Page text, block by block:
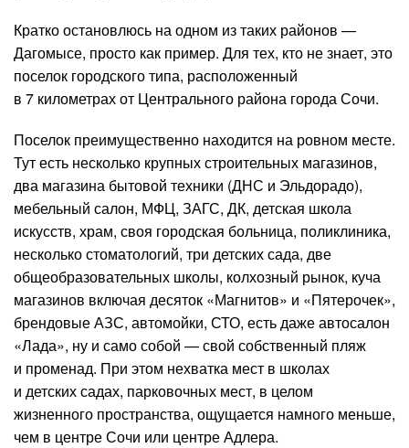
Кратко остановлюсь на одном из таких районов —
Дагомысе, просто как пример. Для тех, кто не знает, это
поселок городского типа, расположенный
в 7 километрах от Центрального района города Сочи.
Поселок преимущественно находится на ровном месте.
Тут есть несколько крупных строительных магазинов,
два магазина бытовой техники (ДНС и Эльдорадо),
мебельный салон, МФЦ, ЗАГС, ДК, детская школа
искусств, храм, своя городская больница, поликлиника,
несколько стоматологий, три детских сада, две
общеобразовательных школы, колхозный рынок, куча
магазинов включая десяток «Магнитов» и «Пятерочек»,
брендовые АЗС, автомойки, СТО, есть даже автосалон
«Лада», ну и само собой — свой собственный пляж
и променад. При этом нехватка мест в школах
и детских садах, парковочных мест, в целом
жизненного пространства, ощущается намного меньше,
чем в центре Сочи или центре Адлера.